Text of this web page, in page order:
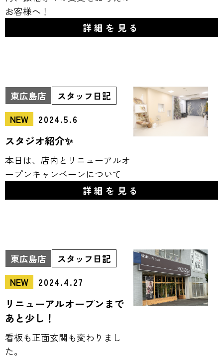
お客様へ！
詳細を見る
東広島店
スタッフ日記
NEW
2024.5.6
スタジオ紹介✨
本日は、店内とリニューアルオ
ープンキャンペーンについて
詳細を見る
東広島店
スタッフ日記
NEW
2024.4.27
リニューアルオープンまで
あと少し！
看板も正面玄関も変わりまし
た。